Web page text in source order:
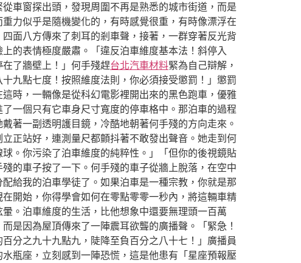
車窗探出頭，發現周圍不再是熟悉的城市街道，而是
力似乎是隨機變化的，有時感覺很重，有時像漂浮在
面八方傳來了刺耳的剎車聲，接著，一群穿著反光背
的表情極度嚴肅。「違反泊車維度基本法！斜停入
了牆壁上！」何手殘趕台北汽車材料緊為自己辯解，
九點七度！按照維度法則，你必須接受懲罰！」懲罰
時，一輛像是從科幻電影裡開出來的黑色跑車，優雅
一個只有它車身尺寸寬度的停車格中。那泊車的過程
著一副透明護目鏡，冷酷地朝著何手殘的方向走來。
正站好，連測量尺都顫抖著不敢發出聲音。她走到何
。你污染了泊車維度的純粹性。」「但你的後視鏡貼
的車子按了一下。何手殘的車子從牆上脫落，在空中
配給我的泊車學徒了。如果泊車是一種宗教，你就是那
開始，你得學會如何在零點零零一秒內，將這輛車精
。泊車維度的生活，比他想象中還要無理頭一百萬
是因為屋頂傳來了一陣震耳欲聾的廣播聲。「緊急！
分之九十九點九，陡降至負百分之八十七！」廣播員
瓶座，立刻感到一陣恐慌，這是他患有「星座預報壓